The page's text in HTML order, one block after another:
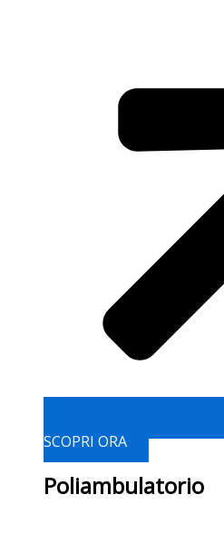
SCOPRI ORA
Poliambulatorio